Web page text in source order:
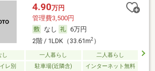
4.90万円
管理費3,500円
なし
6万円
2階 / 1LDK（33.61m2）
し 一人暮らし
二人暮らし
レ別
駐車場(近隣含) インターネット無料